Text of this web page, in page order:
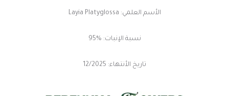
الأسم العلمي: Layia Platyglossa
نسبة الإنبات: %95
تاريخ الأنتهاء: 12/2025